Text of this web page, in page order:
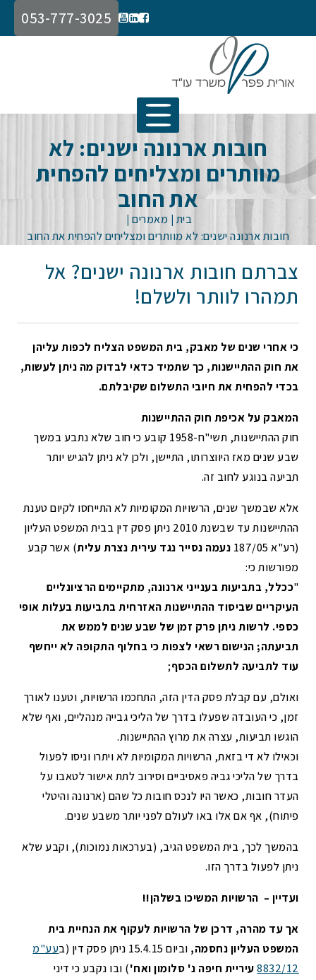
053-777-3025
חובות ארנונה ישנים: לא
מוותרים ומצליחים להפחית
את החוב
בית | מאמרים|
חובות ארנונה ישנים: לא מוותרים ומצליחים להפחית את החוב
צברתם חובות ארנונה ישנים? אל
תמהרו לוותר ולשלם!
כי אחרי שנים של מאבק, בית המשפט הצליח לכפות עליהן
את חוק ההתיישנות, כך שתמיד כדאי לבדוק מה ניתן לעשות,
בכדי להפחית את חיובי התשלום שקיבלתם.
המאבק על אכיפת חוק ההתיישנות
חוק ההתיישנות, תשי"ח-1958 קובע כי חוב שלא נתבע במשך
שבע שנים מאז היווצרותו, התיישן, ולכן לא ניתן להגיש יותר
תביעה בנוגע לחוב זה.
אלא שבמשך שנים, הרשויות המקומיות לא התייחסו לקיום טענת
ההתיישנות עד שבשנת 2010 ניתן פסק דין בבית המשפט העליון
(רע"א 187/05
נעמה נסייר נגד עירית נצרת עלית) אשר קבע
מפורשות כי:
"ככלל, בתביעות בענייני ארנונה, מתקיימים הרציונליים
העיקריים שביסוד ההתיישנות האזרחית בתביעות בעלות אופי
כספי. לרשות ניתן פרק זמן של שבע שנים לממש את
תביעתה; הנישום רשאי לצפות כי בחלוף התקופה לא ייחשף
עוד לתביעה לתשלום הכסף;
ואולם, עם קבלת פסק הדין הזה, התחכמו הרשויות, וטענו לאורך
זמן, כי העובדה שפעלו בדרך של הליכי גבייה מנהליים, ואף שלא
הוגשו תביעות, עצרה את מרוץ ההתיישנות.
וכאילו לא די בזאת, הרשויות המקומיות לא ויתרו וניסו לפעול
בדרך של הליכי גביה פאסיביים וסירוב לתת אישור לטאבו על
העדר חובות, כאשר היו לנכס חובות כל שהם (ארנונה והיטלי
פיתוח), אף אם אלו באו לעולם לפני יותר משבע שנים.
בהמשך לכך, בית המשפט הגיב, (בערכאות נמוכות), וקבע שלא
ניתן לפעול בדרך הזו.
ועדיין – הרשויות המשיכו בשלהן!!
אך עד מהרה, דרכן של הרשויות לעקוף את הנחיית בית
המשפט העליון נחסמה, וביום 15.4.15 ניתן פסק דין (ב
עע"מ
8832/12 עיריית חיפה נ' סלומון ואח') ובו נקבע כי דיני